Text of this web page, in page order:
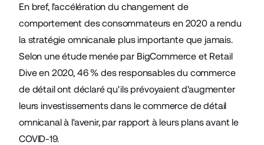
En bref, l'accélération du changement de
comportement des consommateurs en 2020 a rendu
la stratégie omnicanale plus importante que jamais.
Selon une étude menée par BigCommerce et Retail
Diveen 2020, 46 % des responsables du commerce
de détail ont déclaré qu'ils prévoyaient d'augmenter
leurs investissements dans le commerce de détail
omnicanal à l'avenir, par rapport à leurs plans avant le
COVID-19.